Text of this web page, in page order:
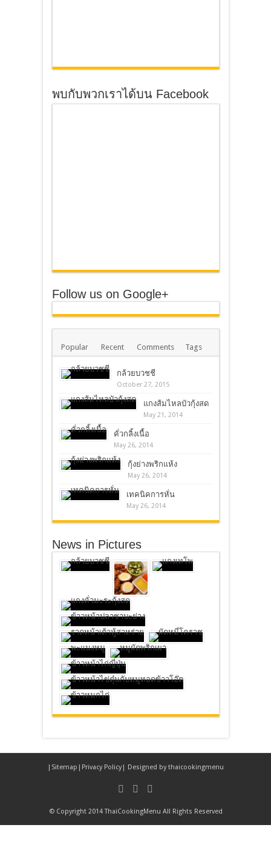
พบกับพวกเราได้บน Facebook
Follow us on Google+
Popular Recent Comments Tags
กล้วยบวชชี
October 27, 2015
แกงส้มไหลบัวกุ้งสด
May 21, 2014
คั่วกลิ้งเนื้อ
May 26, 2014
กุ้งย่างพริกแห้ง
May 26, 2014
เทคนิคการหั่น
May 26, 2014
News in Pictures
| Sitemap | Privacy Policy| Designed bythaicookingmenu
© Copyright 2014 ThaiCookingMenu All Rights Reserved